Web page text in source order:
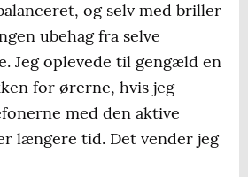
og selv med briller
ubehag fra selve
Jeg oplevede til gengæld en
for ørerne, hvis jeg
med den aktive
længere tid. Det vender jeg